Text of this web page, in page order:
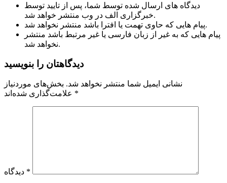
دیدگاه های ارسال شده توسط شما، پس از تایید توسط
خبرگزاری الف در وب منتشر خواهد شد.
پیام هایی که حاوی تهمت یا افترا باشد منتشر نخواهد شد.
پیام هایی که به غیر از زبان فارسی یا غیر مرتبط باشد منتشر
نخواهد شد.
دیدگاهتان را بنویسید
نشانی ایمیل شما منتشر نخواهد شد. بخش‌های موردنیاز
*
*